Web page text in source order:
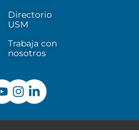
Directorio
USM
Trabaja con
nosotros